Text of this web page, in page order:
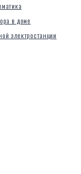
в доме
электростанции